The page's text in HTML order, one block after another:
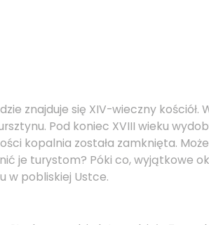
znajduje się XIV-wieczny kościół.
Pod koniec XVIII wieku
kopalnia została zamknięta.
je turystom? Póki co, wyjątkowe
w pobliskiej Ustce.